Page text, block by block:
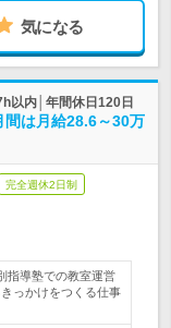
気になる
以内│年間休日120日
は月給28.6～30万
完全週休2日制
指導塾での教室運営
っかけをつくる仕事